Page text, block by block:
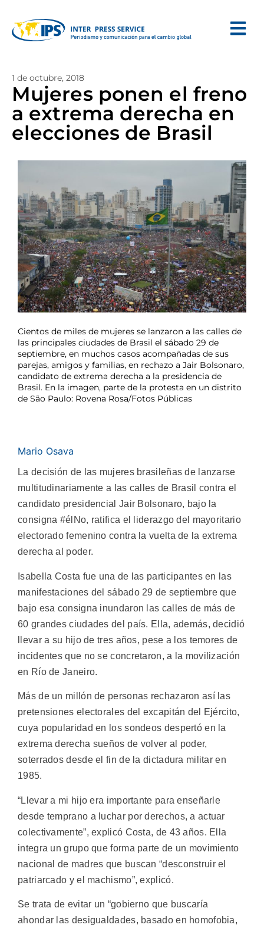
1 de octubre, 2018
Mujeres ponen el freno
a extrema derecha en
elecciones de Brasil
Cientos de miles de mujeres se lanzaron a las calles de
las principales ciudades de Brasil el sábado 29 de
septiembre, en muchos casos acompañadas de sus
parejas, amigos y familias, en rechazo a Jair Bolsonaro,
candidato de extrema derecha a la presidencia de
Brasil. En la imagen, parte de la protesta en un distrito
de São Paulo: Rovena Rosa/Fotos Públicas
Mario Osava
La decisión de las mujeres brasileñas de lanzarse
multitudinariamente a las calles de Brasil contra el
candidato presidencial Jair Bolsonaro, bajo la
consigna #élNo, ratifica el liderazgo del mayoritario
electorado femenino contra la vuelta de la extrema
derecha al poder.
Isabella Costa fue una de las participantes en las
manifestaciones del sábado 29 de septiembre que
bajo esa consigna inundaron las calles de más de
60 grandes ciudades del país. Ella, además, decidió
llevar a su hijo de tres años, pese a los temores de
incidentes que no se concretaron, a la movilización
en Río de Janeiro.
Más de un millón de personas rechazaron así las
pretensiones electorales del excapitán del Ejército,
cuya popularidad en los sondeos despertó en la
extrema derecha sueños de volver al poder,
soterrados desde el fin de la dictadura militar en
1985.
“Llevar a mi hijo era importante para enseñarle
desde temprano a luchar por derechos, a actuar
colectivamente”, explicó Costa, de 43 años. Ella
integra un grupo que forma parte de un movimiento
nacional de madres que buscan “desconstruir el
patriarcado y el machismo”, explicó.
Se trata de evitar un “gobierno que buscaría
ahondar las desigualdades, basado en homofobia,